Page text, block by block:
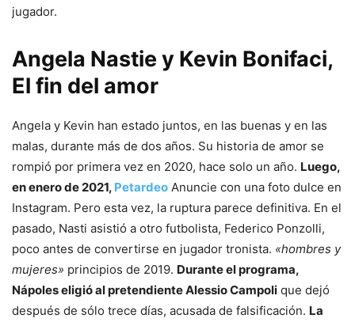
jugador.
Angela Nastie y Kevin Bonifaci,
El fin del amor
Angela y Kevin han estado juntos, en las buenas y en las
malas, durante más de dos años. Su historia de amor se
rompió por primera vez en 2020, hace solo un año. Luego,
en enero de 2021, Petardeo Anuncie con una foto dulce en
Instagram. Pero esta vez, la ruptura parece definitiva. En el
pasado, Nasti asistió a otro futbolista, Federico Ponzolli,
poco antes de convertirse en jugador tronista. «hombres y
mujeres» principios de 2019. Durante el programa,
Nápoles eligió al pretendiente Alessio Campoli que dejó
después de sólo trece días, acusada de falsificación. La